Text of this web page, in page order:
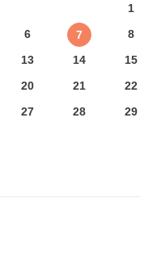
1
6 7
8
13 14
15
20 21
22
27 28
29